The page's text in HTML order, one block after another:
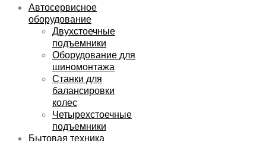
Автосервисное
оборудование
Двухстоечные
подъемники
Оборудование для
шиномонтажа
Станки для
балансировки
колес
Четырехстоечные
подъемники
Бытовая техника